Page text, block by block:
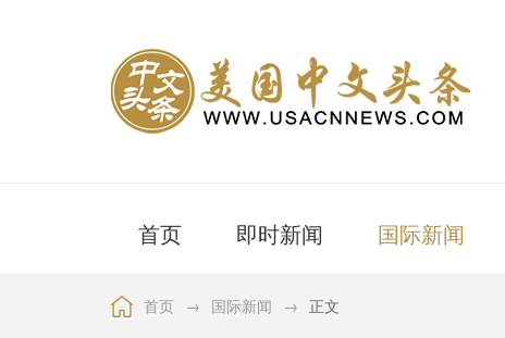
首页 即时新闻 国际新闻
首页 → 国际新闻 → 正文